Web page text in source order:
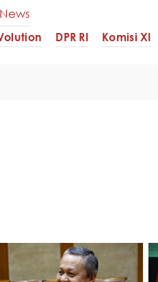
DPR RI Komisi XI